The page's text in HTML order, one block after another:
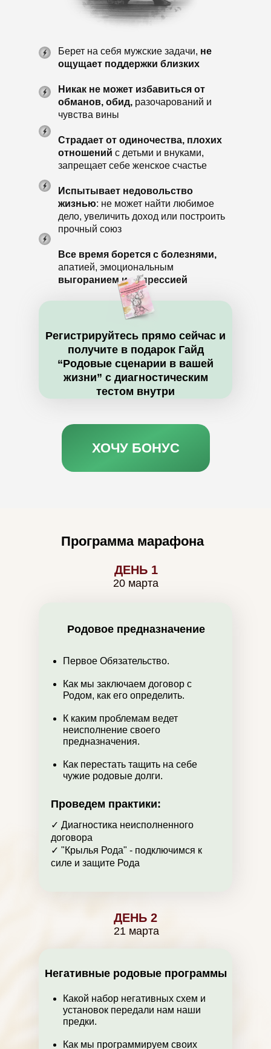
Берет на себя мужские задачи, не
ощущает поддержки близких
Никак не может избавиться от
обманов, обид, разочарований и
чувства вины
Страдает от одиночества, плохих
отношений с детьми и внуками,
запрещает себе женское счастье
Испытывает недовольство
жизнью: не может найти любимое
дело, увеличить доход или построить
прочный союз
Все время борется с болезнями,
апатией, эмоциональным
выгоранием и депрессией
Регистрируйтесь прямо сейчас и
получите в подарок Гайд
“Родовые сценарии в вашей
жизни” с диагностическим
тестом внутри
ХОЧУ БОНУС
Программа марафона
ДЕНЬ 1
ДЕНЬ 2
Негативные родовые программы
Какой набор негативных схем и
установок передали нам наши
предки.
Как мы программируем своих
Родовое предназначение
✓ Диагностика неисполненного
договора
✓ "Крылья Рода" - подключимся к
силе и защите Рода
21 марта
Проведем практики:
Первое Обязательство.
Как мы заключаем договор с
Родом, как его определить.
К каким проблемам ведет
неисполнение своего
предназначения.
Как перестать тащить на себе
чужие родовые долги.
20 марта